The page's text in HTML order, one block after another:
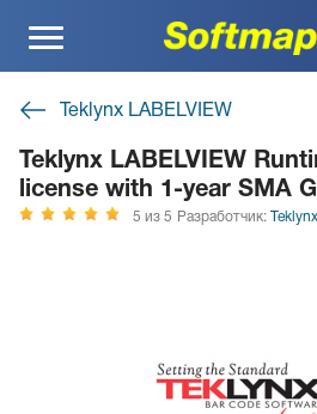
Меню
Teklynx LABELVIEW
Teklynx LABELVIEW
license with 1-year SMA
5 из 5 Разработчик: